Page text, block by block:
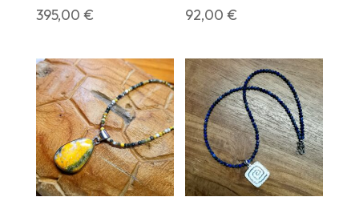
395,00 € 92,00€